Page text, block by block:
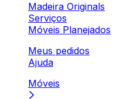
Madeira Originals
Serviços
Móveis Planejados
Meus pedidos
Ajuda
Móveis